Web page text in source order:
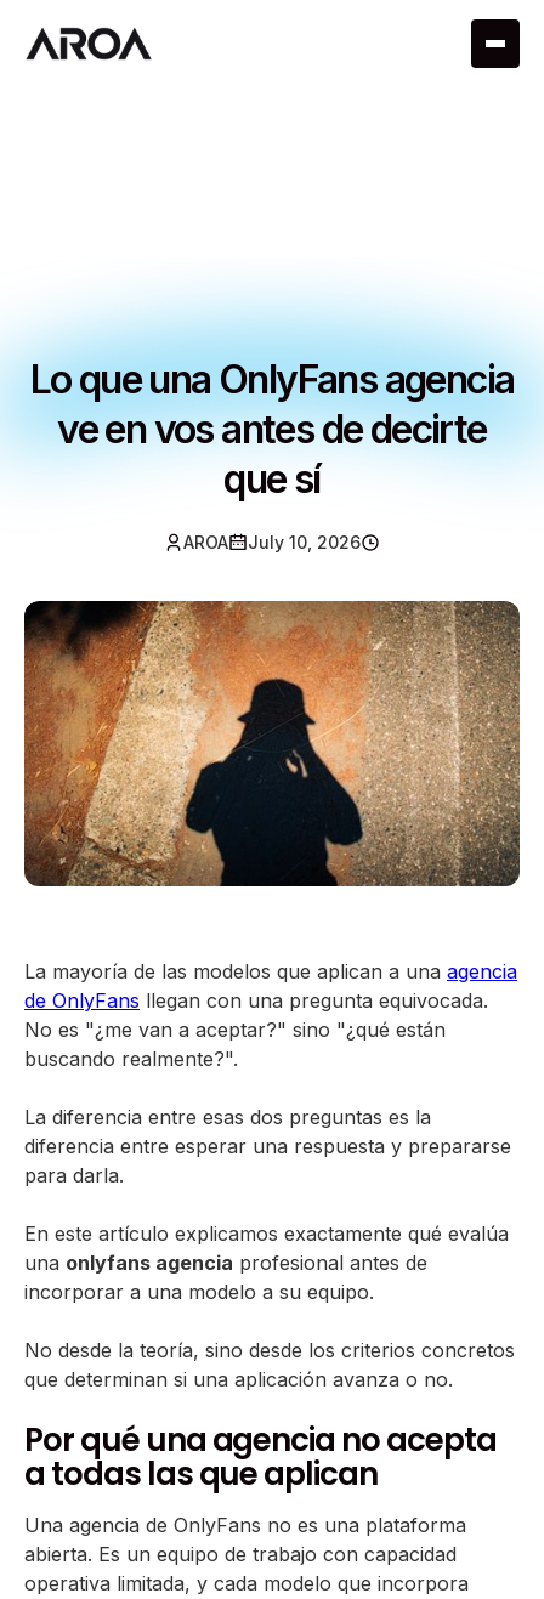
Lo que una OnlyFans agencia
ve en vos antes de decirte
que sí
AROA July 10, 2026
La mayoría de las modelos que aplican a una agencia
de OnlyFans llegan con una pregunta equivocada.
No es "¿me van a aceptar?" sino "¿qué están
buscando realmente?".
La diferencia entre esas dos preguntas es la
diferencia entre esperar una respuesta y prepararse
para darla.
En este artículo explicamos exactamente qué evalúa
una onlyfans agencia profesional antes de
incorporar a una modelo a su equipo.
No desde la teoría, sino desde los criterios concretos
que determinan si una aplicación avanza o no.
Por qué una agencia no acepta
a todas las que aplican
Una agencia de OnlyFans no es una plataforma
abierta. Es un equipo de trabajo con capacidad
operativa limitada, y cada modelo que incorpora